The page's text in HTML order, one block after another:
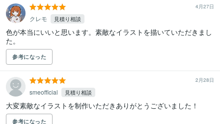
4月27日
クレモ 見積り相談
色が本当にいいと思います。素敵なイラストを描いていただきまし
た。
参考になった
2月28日
smeofficial 見積り相談
大変素敵なイラストを制作いただきありがとうございました！
参考になった